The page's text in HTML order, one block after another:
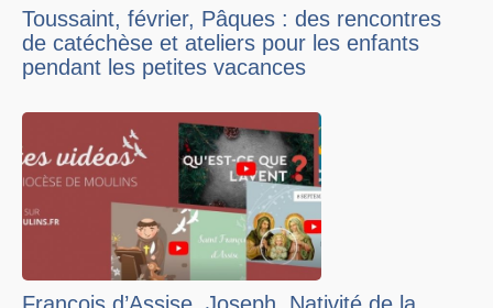
Toussaint, février, Pâques : des rencontres
de catéchèse et ateliers pour les enfants
pendant les petites vacances